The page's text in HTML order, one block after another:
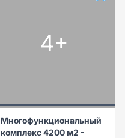
4+
Многофункциональный
комплекс 4200 м2 -